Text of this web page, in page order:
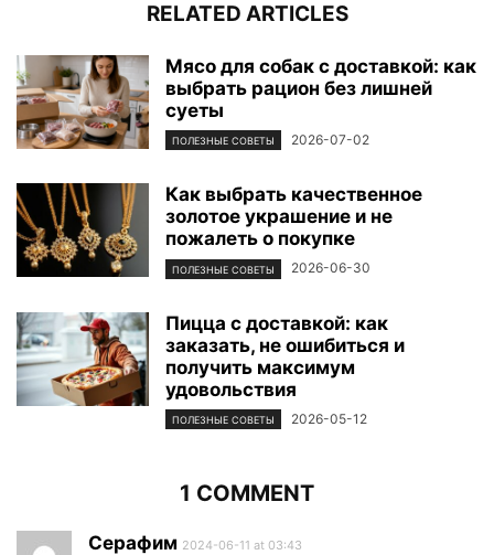
RELATED ARTICLES
Мясо для собак с доставкой: как
выбрать рацион без лишней
суеты
ПОЛЕЗНЫЕ СОВЕТЫ 2026-07-02
Как выбрать качественное
золотое украшение и не
пожалеть о покупке
ПОЛЕЗНЫЕ СОВЕТЫ 2026-06-30
Пицца с доставкой: как
заказать, не ошибиться и
получить максимум
удовольствия
ПОЛЕЗНЫЕ СОВЕТЫ 2026-05-12
1 COMMENT
Серафим 2024-06-11 at 03:43